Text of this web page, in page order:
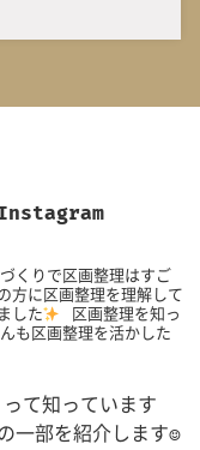
Instagram
くりで区画整理はすご
方に区画整理を理解して
した
区画整理を知っ
も区画整理を活かした